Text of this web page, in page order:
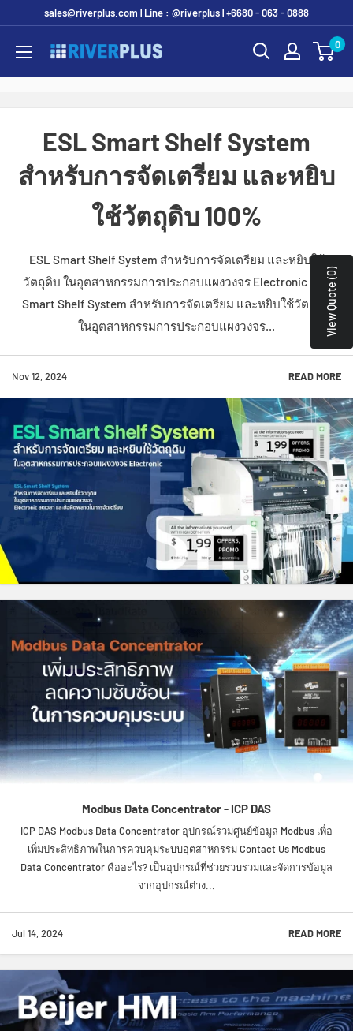
content
sales@riverplus.com | Line : @riverplus | +6680 - 063 - 0888
Riverplus 0
ESL Smart Shelf System
สำหรับการจัดเตรียม และหยิบ
ใช้วัตถุดิบ 100%
ESL Smart Shelf System สำหรับการจัดเตรียม และหยิบใช้
วัตถุดิบ ในอุตสาหกรรมการประกอบแผงวงจร Electronic ESL
Smart Shelf System สำหรับการจัดเตรียม และหยิบใช้วัตถุดิบ
ในอุตสาหกรรมการประกอบแผงวงจร...
Nov 12, 2024 READ MORE
Modbus Data Concentrator - ICP DAS
ICP DAS Modbus Data Concentrator อุปกรณ์รวมศูนย์ข้อมูล Modbus เพื่อ
เพิ่มประสิทธิภาพในการควบคุมระบบอุตสาหกรรม Contact Us Modbus
Data Concentrator คืออะไร? เป็นอุปกรณ์ที่ช่วยรวบรวมและจัดการข้อมูล
จากอุปกรณ์ต่าง...
Jul 14, 2024 READ MORE
View Quote (0)